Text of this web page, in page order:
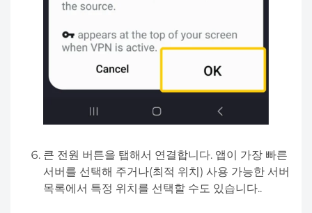
큰 전원 버튼을 탭해서 연결합니다. 앱이 가장 빠른
서버를 선택해 주거나(최적 위치) 사용 가능한 서버
목록에서 특정 위치를 선택할 수도 있습니다..